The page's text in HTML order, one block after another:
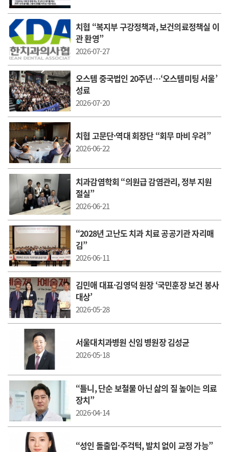
치협 “복지부 구강정책과, 보건의료정책실 이
관 환영”
2026-07-27
오스템 중국법인 20주년…‘오스템미팅 서울’
성료
2026-07-20
치협 고문단·역대 회장단 “회무 마비 우려”
2026-06-22
치과감염학회 “의원급 감염관리, 정부 지원
절실”
2026-06-21
“2028년 고난도 치과 치료 공공기관 자리매
김”
2026-06-11
김민애 대표·김영덕 원장 ‘국민훈장 보건 봉사
대상’
2026-05-28
서울대치과병원 신임 병원장 김성균
2026-05-18
“틀니, 단순 보철물 아닌 삶의 질 높이는 의료
장치”
2026-04-14
“성인 돌출입·주걱턱, 발치 없이 교정 가능”